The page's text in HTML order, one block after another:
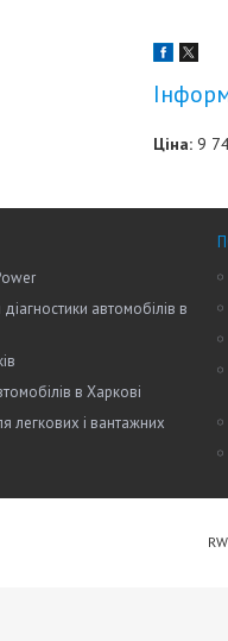
Ціна: 9
автомобілів в
в Харкові
легкових і вантажних